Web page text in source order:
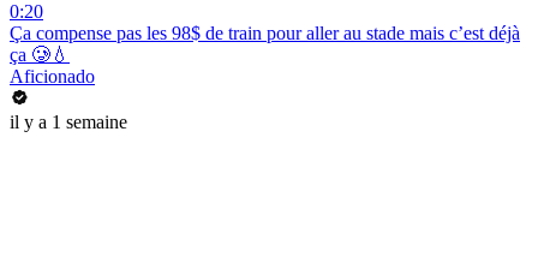
0:20
Ça compense pas les 98$ de train pour aller au stade mais c’est déjà
ça 🥲💧
Aficionado
il y a 1 semaine